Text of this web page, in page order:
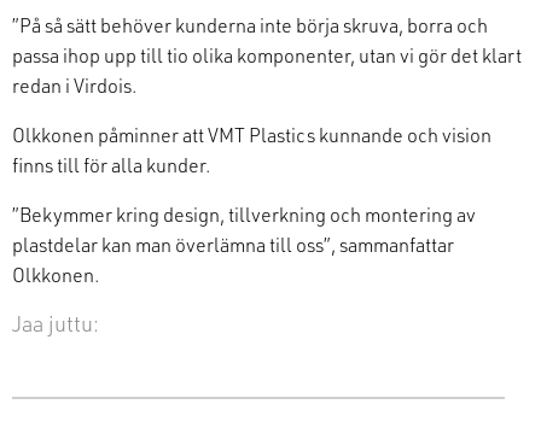
”På så sätt behöver kunderna inte börja skruva, borra och
passa ihop upp till tio olika komponenter, utan vi gör det klart
redan iVirdois.
Olkkonen påminner attVMTPlastics kunnande och vision
finns till för alla kunder.
”Bekymmer kring design, tillverkning och montering av
plastdelar kan man överlämna till oss”, sammanfattar
Olkkonen.
Jaa juttu: